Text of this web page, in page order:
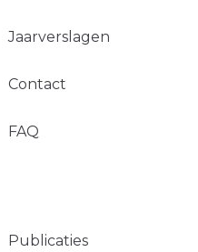
Jaarverslagen
Contact
FAQ
Publicaties